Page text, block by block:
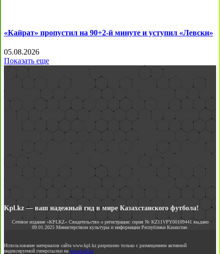
«Кайрат» пропустил на 90+2-й минуте и уступил «Левски»
05.08.2026
Показать еще
Kpl.kz — ваш надежный гид в мире Казахстанского футбола!
Сетевое издание «KPLKZ» Свидетельство о регистрации: серия № KZ11VPY00109441 выдано
09.01.2025 Министерством культуры и информации Республики Казахстан.
Использование материалов сайта www.kpl.kz разрешено только с размещением активной
индексируемой гиперссылки на www.kpl.kz